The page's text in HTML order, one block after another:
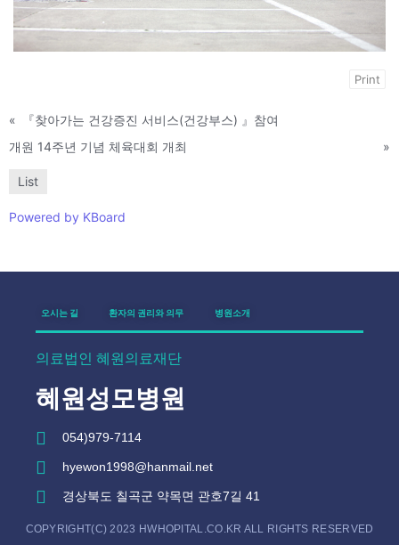
Print
«
『찾아가는 건강증진 서비스(건강부스) 』참여
개원 14주년 기념 체육대회 개최
»
List
Powered by KBoard
오시는 길 환자의 권리와 의무 병원소개
의료법인 혜원의료재단
혜원성모병원
054)979-7114
hyewon1998@hanmail.net
경상북도 칠곡군 약목면 관호7길 41
COPYRIGHT(C) 2023 HWHOPITAL.CO.KR ALL RIGHTS RESERVED